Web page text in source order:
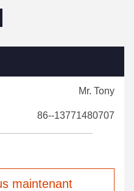
Mr. Tony
86--13771480707
maintenant